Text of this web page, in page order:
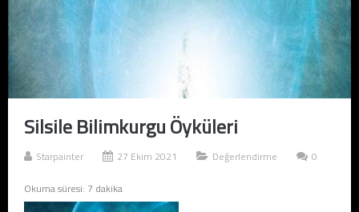
Silsile Bilimkurgu Öyküleri
Starpainter 27 Ekim 2021 Değerlendirme 0
Okuma süresi: 7 dakika